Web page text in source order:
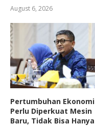
August 6, 2026
Pertumbuhan Ekonomi
Perlu Diperkuat Mesin
Baru, Tidak Bisa Hanya